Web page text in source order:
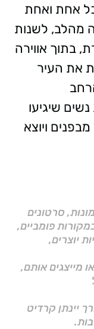
אחת ואחת
מהלב, לשנות
בתוך אווירה
את העיר
שיגיעו
ויוצא
סרטונים
פומביים,
זכויות יוצרים,
מייצגים אותם,
יינתן קרדיט